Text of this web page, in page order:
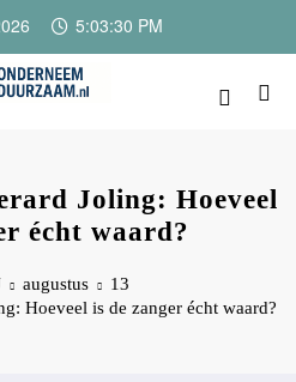
5:03:31 PM
Joling: Hoeveel
écht waard?
augustus
13
Hoeveel is de zanger écht waard?